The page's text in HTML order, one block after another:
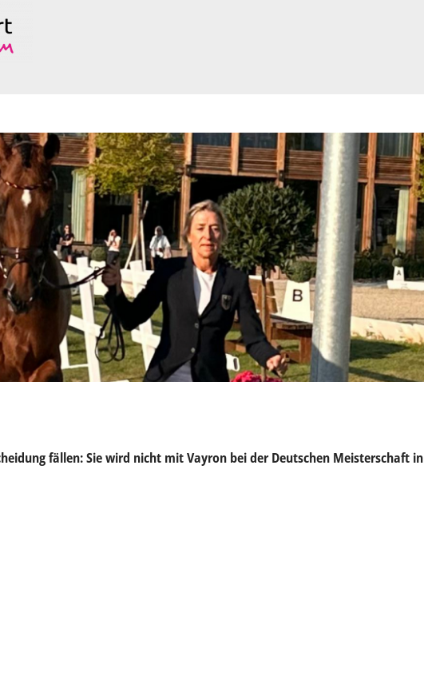
fällen: Sie wird nicht mit Vayron bei der Deutschen Meisterschaft in